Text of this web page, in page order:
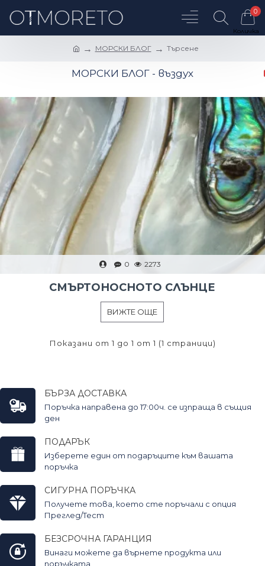
0
МОРСКИ БЛОГ Търсене
МОРСКИ БЛОГ - въздух
0 2273
СМЪРТОНОСНОТО СЛЪНЦЕ
ВИЖТЕ ОЩЕ
Показани от 1 до 1 от 1 (1 страници)
БЪРЗА ДОСТАВКА
Поръчка направена до 17:00ч. се изпраща в същия
ден
ПОДАРЪК
Изберете един от подаръците към вашата
поръчка
СИГУРНА ПОРЪЧКА
Получете това, което сте поръчали с опция
Преглед/Тест
БЕЗСРОЧНА ГАРАНЦИЯ
Винаги можете да върнете продукта или
поръчката